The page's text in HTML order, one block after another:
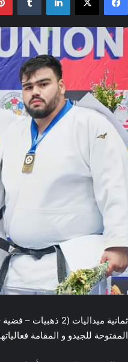
المفتوحة للجيدو و المقامة